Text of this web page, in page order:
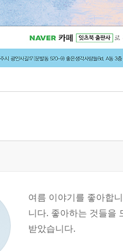
여름 이야기를 좋아합
니다. 좋아하는 것들을
받았습니다.